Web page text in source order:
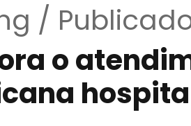
/
o